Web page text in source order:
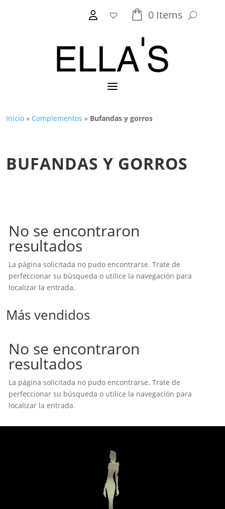
0 Items
Inicio » Complementos » Bufandas y gorros
BUFANDAS Y GORROS
No se encontraron
resultados
La página solicitada no pudo encontrarse. Trate de
perfeccionar su búsqueda o utilice la navegación para
localizar la entrada.
Más vendidos
No se encontraron
resultados
La página solicitada no pudo encontrarse. Trate de
perfeccionar su búsqueda o utilice la navegación para
localizar la entrada.